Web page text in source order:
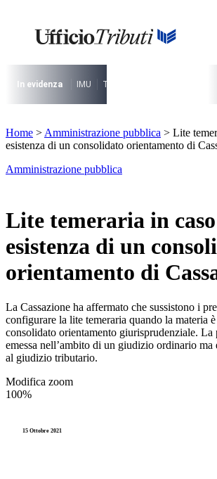
contenuto
I più cercati
Lorem ipsum dolor sit amet consectetur
Lorem ipsum dolor sit amet consectetur
In evidenza IMU TARI
I più cercati
Lorem ipsum dolor sit amet consectetur
Home > Amministrazione pubblica > Lite
esistenza di un consolidato orientamento di
Amministrazione pubblica
Lite temeraria in
esistenza di un
orientamento di
La Cassazione ha affermato che sussistono i
configurare la lite temeraria quando la materia
consolidato orientamento giurisprudenziale. La
emessa nell’ambito di un giudizio ordinario ma
al giudizio tributario.
Modifica zoom
100%
15 Ottobre 2021